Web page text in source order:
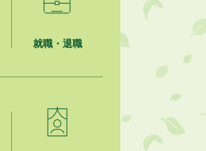
就職・退職